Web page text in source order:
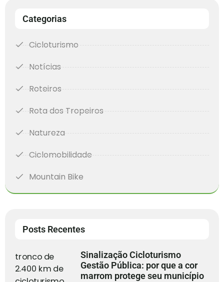
Categorias
Cicloturismo
Notícias
Roteiros
Rota dos Tropeiros
Natureza
Ciclomobilidade
Mountain Bike
Posts Recentes
Sinalização Cicloturismo
Gestão Pública: por que a cor
marrom protege seu município